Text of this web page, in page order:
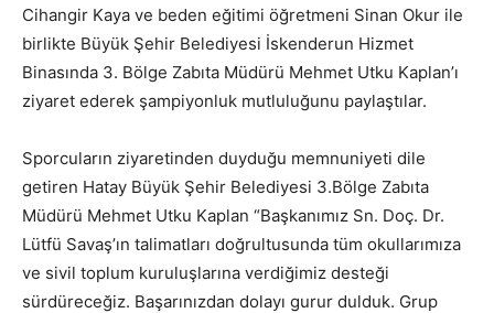
Cihangir Kaya ve beden eğitimi öğretmeni Sinan Okur ile
birlikte Büyük Şehir Belediyesi İskenderun Hizmet
Binasında 3. Bölge Zabıta Müdürü Mehmet Utku Kaplan’ı
ziyaret ederek şampiyonluk mutluluğunu paylaştılar.
Sporcuların ziyaretinden duyduğu memnuniyeti dile
getiren Hatay Büyük Şehir Belediyesi 3.Bölge Zabıta
Müdürü Mehmet Utku Kaplan “Başkanımız Sn. Doç. Dr.
Lütfü Savaş’ın talimatları doğrultusunda tüm okullarımıza
ve sivil toplum kuruluşlarına verdiğimiz desteği
sürdüreceğiz. Başarınızdan dolayı gurur dulduk. Grup